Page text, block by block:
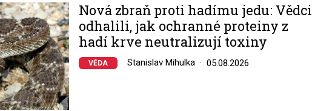
Nová zbraň proti hadímu jedu: Vědci
odhalili, jak ochranné proteiny z
hadí krve neutralizují toxiny
VĚDA Stanislav Mihulka 05.08.2026